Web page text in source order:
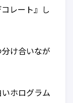
レート』し
分け合いなが
ホログラム